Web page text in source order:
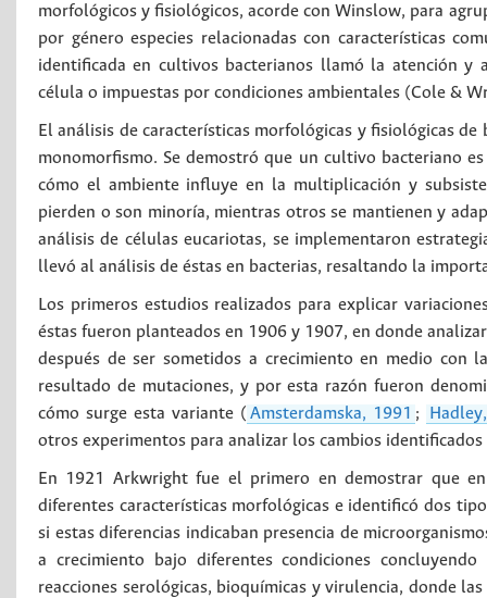
morfológicos y fisiológicos, acorde con Winslow, para
por género especies relacionadas con características
identificada en cultivos bacterianos llamó la atención y
célula o impuestas por condiciones ambientales (Cole &
El análisis de características morfológicas y fisiológicas
monomorfismo. Se demostró que un cultivo bacteriano
cómo el ambiente influye en la multiplicación y
pierden o son minoría, mientras otros se mantienen y
análisis de células eucariotas, se implementaron
llevó al análisis de éstas en bacterias, resaltando la
Los primeros estudios realizados para explicar
éstas fueron planteados en 1906 y 1907, en donde
después de ser sometidos a crecimiento en medio con
resultado de mutaciones, y por esta razón fueron
cómo surge esta variante ( Amsterdamska, 1991 ;
otros experimentos para analizar los cambios
En 1921 Arkwright fue el primero en demostrar que
diferentes características morfológicas e identificó dos
si estas diferencias indicaban presencia de
a crecimiento bajo diferentes condiciones
reacciones serológicas, bioquímicas y virulencia, donde